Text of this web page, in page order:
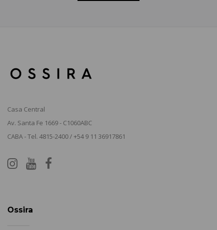
Casa Central
Av. Santa Fe 1669 - C1060ABC
CABA - Tel. 4815-2400 / +54 9 11 36917861
Ossira